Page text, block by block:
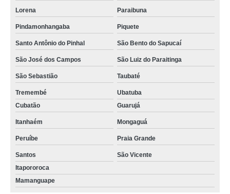
Lorena Paraibuna
Pindamonhangaba Piquete
Santo Antônio do Pinhal São Bento do Sapucaí
São José dos Campos São Luiz do Paraitinga
São Sebastião Taubaté
Tremembé
Ubatuba
Cubatão
Guarujá
Itanhaém Mongaguá
Peruíbe Praia Grande
Santos
São Vicente
Itapororoca
Mamanguape